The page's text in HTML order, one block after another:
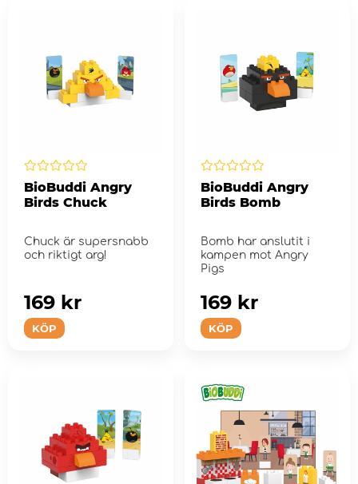
BioBuddi Angry
Birds Chuck
Chuck är supersnabb
och riktigt arg!
KÖP
169 kr
BioBuddi Angry
Birds Bomb
Bomb har anslutit i
kampen mot Angry
Pigs
KÖP
169 kr